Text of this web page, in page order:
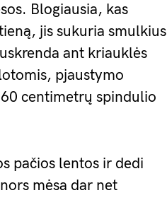
Blogiausia, kas
jis sukuria smulkius
ant kriauklės
pjaustymo
centimetrų spindulio
pačios lentos ir dedi
mėsa dar net